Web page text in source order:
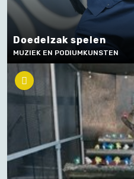
Doedelzak spelen
MUZIEK EN PODIUMKUNSTEN